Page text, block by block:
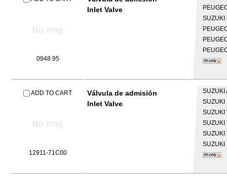
0948.95
Inlet Valve
SUZUKI
ADD TO CART
12911-71C00
Válvula de admisión
Inlet Valve
SUZUKI
SUZUKI
SUZUKI
SUZUKI
SUZUKI
SUZUKI